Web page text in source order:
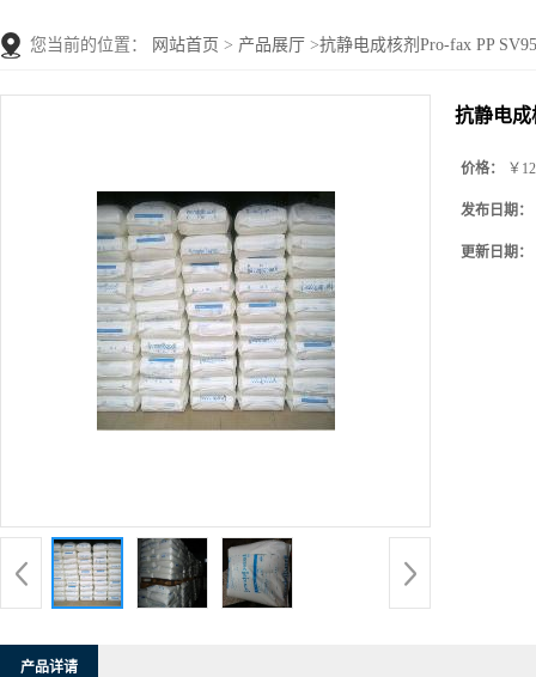
您当前的位置： 网站首页 > 产品展厅 >抗静电成核剂Pro-fax PP
抗静电成
价格： ￥
发布日期：
更新日期：
产品详请